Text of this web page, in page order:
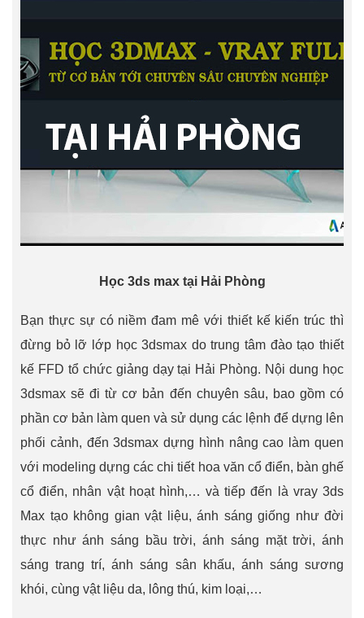
Học 3ds max tại Hải Phòng
Bạn thực sự có niềm đam mê với thiết kế kiến trúc thì
đừng bỏ lỡ lớp học 3dsmax do trung tâm đào tạo thiết
kế FFD tổ chức giảng dạy tại Hải Phòng. Nội dung học
3dsmax sẽ đi từ cơ bản đến chuyên sâu, bao gồm có
phần cơ bản làm quen và sử dụng các lệnh để dựng lên
phối cảnh, đến 3dsmax dựng hình nâng cao làm quen
với modeling dựng các chi tiết hoa văn cổ điển, bàn ghế
cổ điển, nhân vật hoạt hình,… và tiếp đến là vray 3ds
Max tạo không gian vật liệu, ánh sáng giống như đời
thực như ánh sáng bầu trời, ánh sáng mặt trời, ánh
sáng trang trí, ánh sáng sân khấu, ánh sáng sương
khói, cùng vật liệu da, lông thú, kim loại,…